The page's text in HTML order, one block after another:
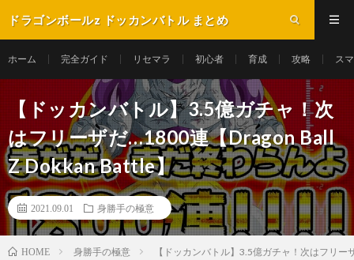
ドラゴンボールz ドッカンバトル まとめ
ホーム 完全ガイド リセマラ 初心者 育成 攻略 ス
【ドッカンバトル】3.5億ガチャ！次
はフリーザだ…1800連【Dragon Ball
Z Dokkan Battle】
2021.09.01 身勝手の極意
HOME 身勝手の極意 【ドッカンバトル】3.5億ガチャ！次はフリ